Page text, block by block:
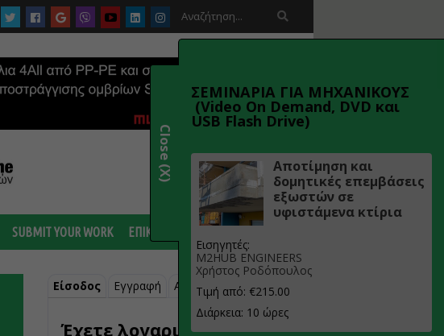

SUBMIT YOUR WORK ΕΠΙΚΟΙΝΩΝΙΑ
Είσοδος Εγγραφή Ανάκτηση κωδικού
Έχετε λογαριασμό;
ΣΕΜΙΝΑΡΙΑ ΓΙΑ ΜΗΧΑΝΙΚΟΥΣ
(Video On Demand, DVD και
USB Flash Drive)
Αποτίμηση και
δομητικές επεμβάσεις
εξωστών σε
υφιστάμενα κτίρια
Εισηγητές:
M2HUB ENGINEERS
Χρήστος Ροδόπουλος
Τιμή από: €215.00
Διάρκεια: 10 ώρες
Close (X)